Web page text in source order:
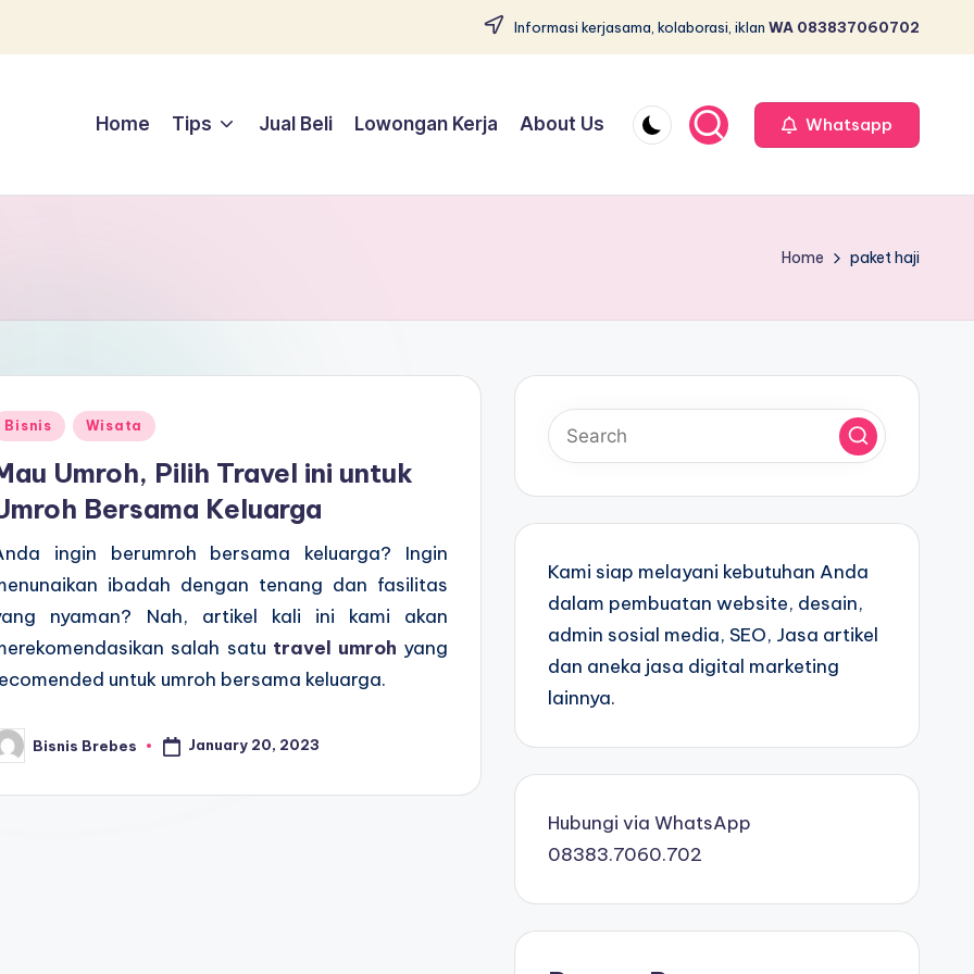
Informasi kerjasama, kolaborasi, iklan WA 083837060702
Home Tips Jual Beli Lowongan Kerja About Us Whatsapp
Home paket haji
Bisnis Wisata
Umroh, Pilih Travel ini untuk
Bersama Keluarga
ingin berumroh bersama keluarga? Ingin
ibadah dengan tenang dan fasilitas
nyaman? Nah, artikel kali ini kami akan
salah satu travel umroh yang
untuk umroh bersama keluarga.
Bisnis Brebes January 20, 2023
Kami siap melayani kebutuhan Anda
dalam pembuatan website, desain,
admin sosial media, SEO, Jasa artikel
dan aneka jasa digital marketing
lainnya.
Hubungi via WhatsApp
08383.7060.702